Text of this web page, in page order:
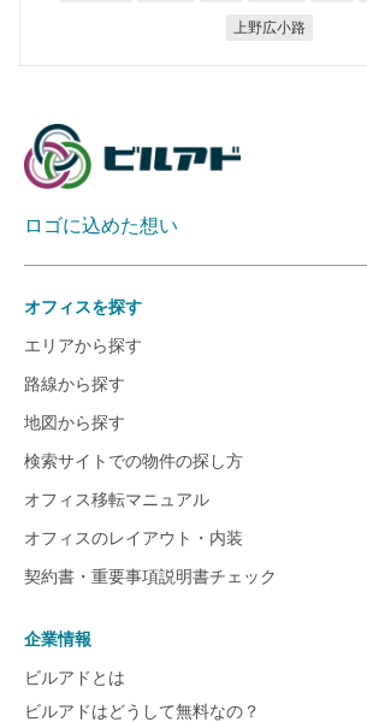
上野広小路
ロゴに込めた想い
オフィスを探す
エリアから探す
路線から探す
地図から探す
検索サイトでの物件の探し方
オフィス移転マニュアル
オフィスのレイアウト・内装
契約書・重要事項説明書チェック
企業情報
ビルアドとは
ビルアドはどうして無料なの？